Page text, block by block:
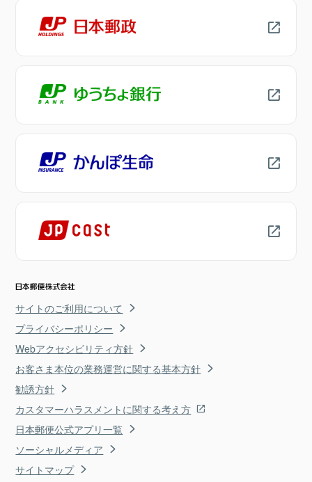
サイトのご利用について
プライバシーポリシー
Webアクセシビリティ方針
お客さま本位の業務運営に関する基本方針
勧誘方針
カスタマーハラスメントに関する考え方
日本郵便公式アプリ一覧
ソーシャルメディア
サイトマップ